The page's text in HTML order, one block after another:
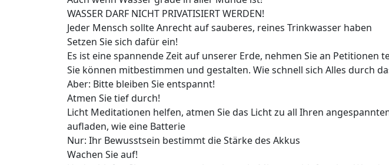
WASSER DARF NICHT PRIVATISIERT WERDEN!
Jeder Mensch sollte Anrecht auf sauberes, reines Trinkwasser haben
Setzen Sie sich dafür ein!
Es ist eine spannende Zeit auf unserer Erde, nehmen Sie an Petitionen
Sie können mitbestimmen und gestalten. Wie schnell sich Alles durch
Aber: Bitte bleiben Sie entspannt!
Atmen Sie tief durch!
Licht Meditationen helfen, atmen Sie das Licht zu all Ihren
aufladen, wie eine Batterie
Nur: Ihr Bewusstsein bestimmt die Stärke des Akkus
Wachen Sie auf!